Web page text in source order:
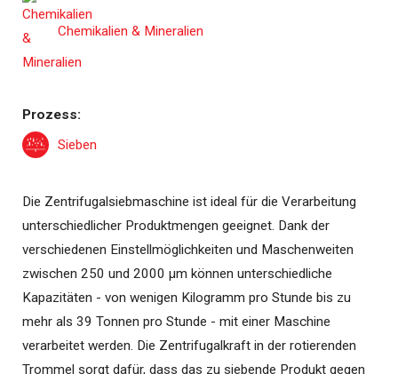
Chemikalien & Mineralien
Prozess:
Sieben
Die Zentrifugalsiebmaschine ist ideal für die Verarbeitung
unterschiedlicher Produktmengen geeignet. Dank der
verschiedenen Einstellmöglichkeiten und Maschenweiten
zwischen 250 und 2000 µm können unterschiedliche
Kapazitäten - von wenigen Kilogramm pro Stunde bis zu
mehr als 39 Tonnen pro Stunde - mit einer Maschine
verarbeitet werden. Die Zentrifugalkraft in der rotierenden
Trommel sorgt dafür, dass das zu siebende Produkt gegen